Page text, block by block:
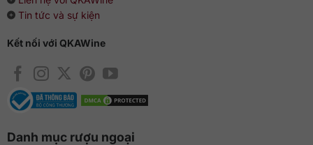
Tin tức và sự kiện
Kết nối với QKAWine
Danh mục rượu ngoại